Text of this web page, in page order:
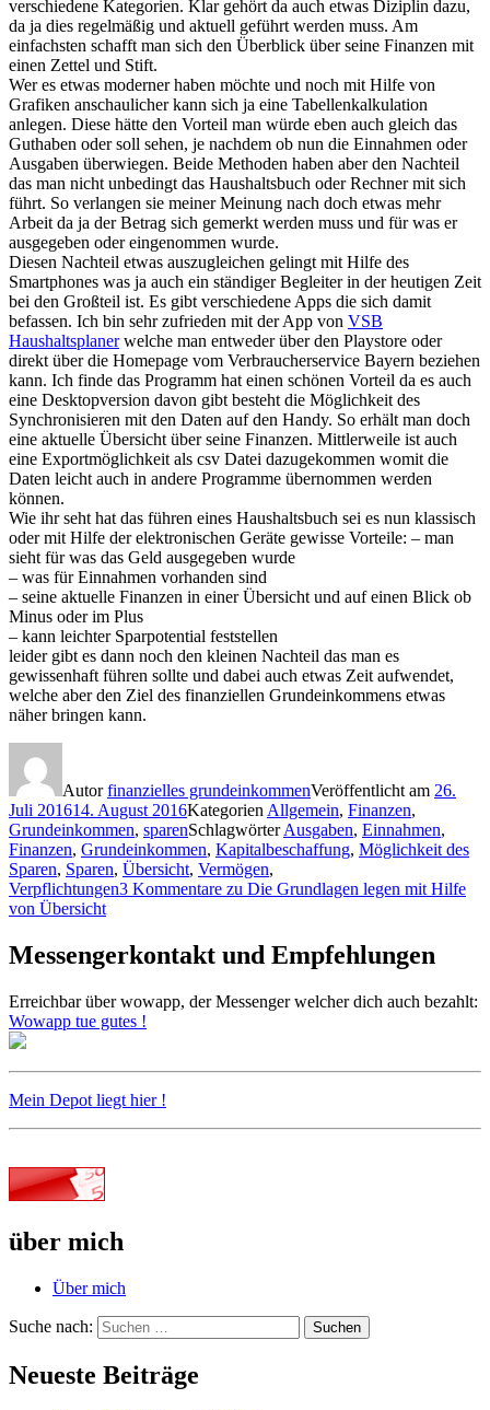
verschiedene Kategorien. Klar gehört da auch etwas Diziplin dazu,
da ja dies regelmäßig und aktuell geführt werden muss. Am
einfachsten schafft man sich den Überblick über seine Finanzen mit
einen Zettel und Stift.
Wer es etwas moderner haben möchte und noch mit Hilfe von
Grafiken anschaulicher kann sich ja eine Tabellenkalkulation
anlegen. Diese hätte den Vorteil man würde eben auch gleich das
Guthaben oder soll sehen, je nachdem ob nun die Einnahmen oder
Ausgaben überwiegen. Beide Methoden haben aber den Nachteil
das man nicht unbedingt das Haushaltsbuch oder Rechner mit sich
führt. So verlangen sie meiner Meinung nach doch etwas mehr
Arbeit da ja der Betrag sich gemerkt werden muss und für was er
ausgegeben oder eingenommen wurde.
Diesen Nachteil etwas auszugleichen gelingt mit Hilfe des
Smartphones was ja auch ein ständiger Begleiter in der heutigen Zeit
bei den Großteil ist. Es gibt verschiedene Apps die sich damit
befassen. Ich bin sehr zufrieden mit der App von VSB
Haushaltsplanerwelche man entweder über den Playstore oder
direkt über die Homepage vom Verbraucherservice Bayern beziehen
kann. Ich finde das Programm hat einen schönen Vorteil da es auch
eine Desktopversion davon gibt besteht die Möglichkeit des
Synchronisieren mit den Daten auf den Handy. So erhält man doch
eine aktuelle Übersicht über seine Finanzen. Mittlerweile ist auch
eine Exportmöglichkeit als csv Datei dazugekommen womit die
Daten leicht auch in andere Programme übernommen werden
können.
Wie ihr seht hat das führen eines Haushaltsbuch sei es nun klassisch
oder mit Hilfe der elektronischen Geräte gewisse Vorteile: – man
sieht für was das Geld ausgegeben wurde
– was für Einnahmen vorhanden sind
– seine aktuelle Finanzen in einer Übersicht und auf einen Blick ob
Minus oder im Plus
– kann leichter Sparpotential feststellen
leider gibt es dann noch den kleinen Nachteil das man es
gewissenhaft führen sollte und dabei auch etwas Zeit aufwendet,
welche aber den Ziel des finanziellen Grundeinkommens etwas
näher bringen kann.
Autorfinanzielles grundeinkommenVeröffentlicht am 26.
Juli 201614. August 2016Kategorien Allgemein, Finanzen,
Grundeinkommen, sparenSchlagwörterAusgaben, Einnahmen,
Finanzen, Grundeinkommen, Kapitalbeschaffung, Möglichkeit des
Sparen, Sparen, Übersicht, Vermögen,
Verpflichtungen3 Kommentare zu Die Grundlagen legen mit Hilfe
von Übersicht
Messengerkontakt und Empfehlungen
Erreichbar über wowapp, der Messenger welcher dich auch bezahlt:
Wowapp tue gutes !
Mein Depot liegt hier !
über mich
Über mich
Suche nach: Suchen
Neueste Beiträge